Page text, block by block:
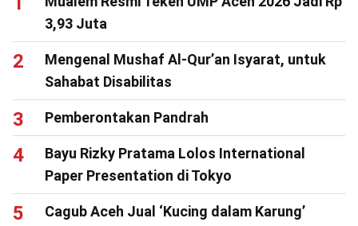
3,93 Juta
Mengenal Mushaf Al-Qur’an Isyarat, untuk
Sahabat Disabilitas
Pemberontakan Pandrah
Bayu Rizky Pratama Lolos International
Paper Presentation di Tokyo
Cagub Aceh Jual ‘Kucing dalam Karung’